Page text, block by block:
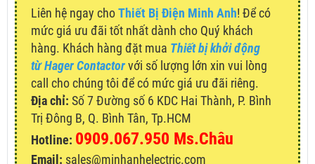
Liên hệ ngay choThiết Bị Điện Minh Anh! Để có
mức giá ưu đãi tốt nhất dành cho Quý khách
hàng. Khách hàng đặt mua Thiết bị khởi động
từ Hager Contactorvới số lượng lớn xin vui lòng
call cho chúng tôi để có mức giá ưu đãi riêng.
Địa chỉ: Số 7 Đường số 6 KDC Hai Thành, P. Bình
Trị Đông B, Q. Bình Tân, Tp.HCM
Hotline: 0909.067.950 Ms.Châu
Email: sales@minhanhelectric.com